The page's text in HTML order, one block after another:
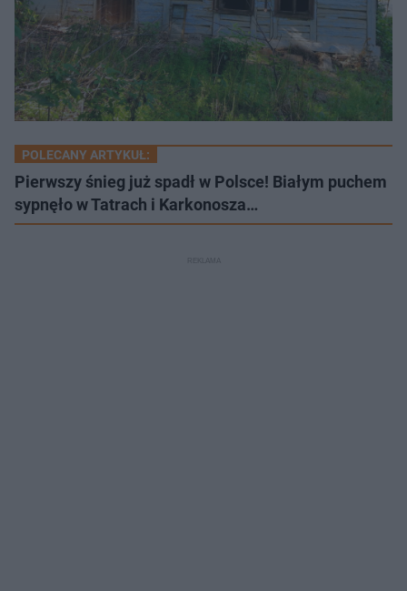
POLECANY ARTYKUŁ:
Pierwszy śnieg już spadł w Polsce! Białym puchem
sypnęło w Tatrach i Karkonosza…